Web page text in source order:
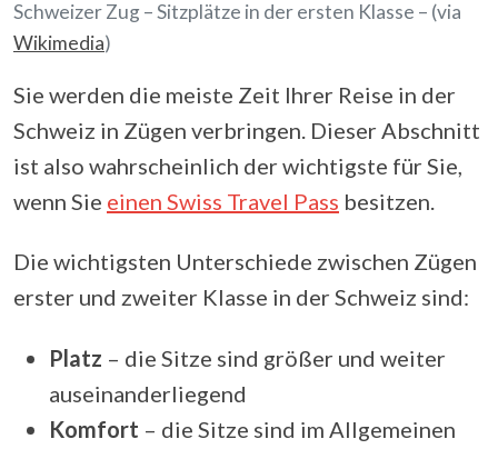
Schweizer Zug – Sitzplätze in der ersten Klasse – (via
Wikimedia)
Sie werden die meiste Zeit Ihrer Reise in der
Schweiz in Zügen verbringen. Dieser Abschnitt
ist also wahrscheinlich der wichtigste für Sie,
wenn Sie einen Swiss Travel Pass besitzen.
Die wichtigsten Unterschiede zwischen Zügen
erster und zweiter Klasse in der Schweiz sind:
Platz – die Sitze sind größer und weiter
auseinanderliegend
Komfort – die Sitze sind im Allgemeinen